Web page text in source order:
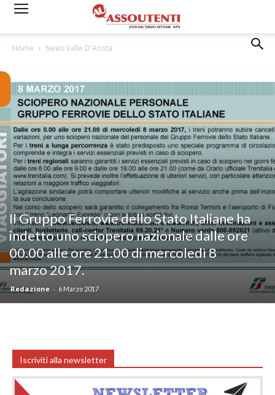
Home News Valle D'Aosta
Il Gruppo Ferrovie dello Stato Italiane ha
indetto uno sciopero nazionale dalle ore
00.00 alle ore 21.00 di mercoledì 8
marzo 2017.
Redazione - 6 Marzo 2017
Iscriviti alla newsletter